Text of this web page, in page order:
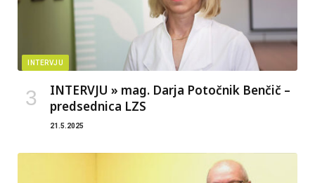
INTERVJU
INTERVJU » mag. Darja Potočnik Benčič –
predsednica LZS
21.5.2025